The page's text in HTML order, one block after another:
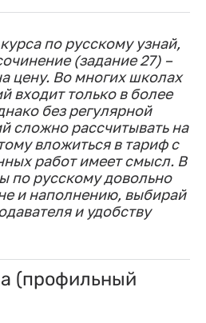
по русскому узнай,
(задание 27) –
цену. Во многих школах
входит только в более
без регулярной
сложно рассчитывать на
вложиться в тариф с
работ имеет смысл. В
по русскому довольно
и наполнению, выбирай
и удобству
(профильный